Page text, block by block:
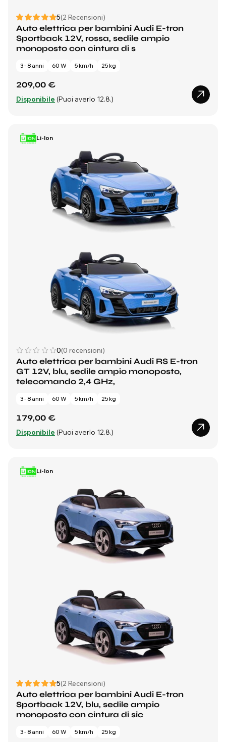
5(2 Recensioni)
Auto elettrica per bambini Audi E-tron
Sportback 12V, rossa, sedile ampio
monoposto con cintura di s
3 - 8 anni 60 W 5 km/h 25 kg
209,00 €
Disponibile (Puoi averlo 12.8.)
Li-Ion
0(0 recensioni)
Auto elettrica per bambini Audi RS E-tron
GT 12V, blu, sedile ampio monoposto,
telecomando 2,4 GHz,
3 - 8 anni 60 W 5 km/h 25 kg
179,00 €
Disponibile (Puoi averlo 12.8.)
Li-Ion
5(2 Recensioni)
Auto elettrica per bambini Audi E-tron
Sportback 12V, blu, sedile ampio
monoposto con cintura di sic
3 - 8 anni 60 W 5 km/h 25 kg